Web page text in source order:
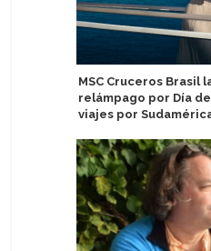
MSC Cruceros Brasil
relámpago por Día
viajes por